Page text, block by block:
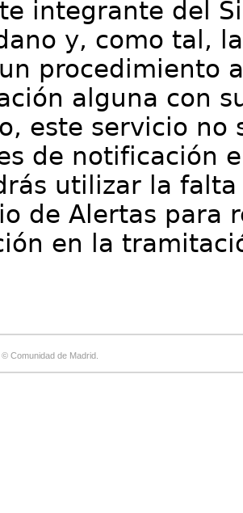
integrante del
y, como tal,
procedimiento
alguna con
este servicio no
de notificación
utilizar la
de Alertas para
en la
Comunidad de Madrid.